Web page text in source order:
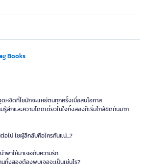
Books
หงิดที่ไซมักจะแหย่ตนทุกครั้งเมื่อสบโอกาส
สึกและความโดดเดี่ยวในใจทั้งสองก็เริ่มใกล้ชิดกันมาก
อไป ไซผู้ลึกลับคือใครกันแน่...?
ำพาให้มาเจอกับความรัก
ทั้งสองต้องพบเจอจะเป็นเช่นไร?